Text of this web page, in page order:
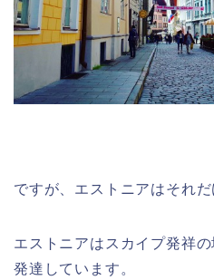
ですが、エストニアはそれだ
エストニアはスカイプ発祥
発達しています。